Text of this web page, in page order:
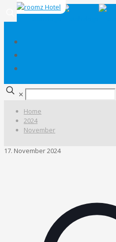
✕
Home
2024
November
17. November 2024